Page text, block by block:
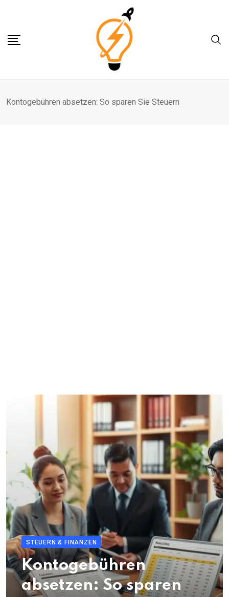
content
Kontogebühren absetzen: So sparen Sie Steuern
STEUERN & FINANZEN
Kontogebühren
absetzen: So sparen